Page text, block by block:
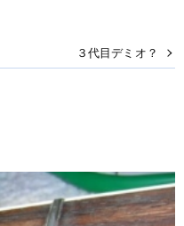
３代目デミオ？